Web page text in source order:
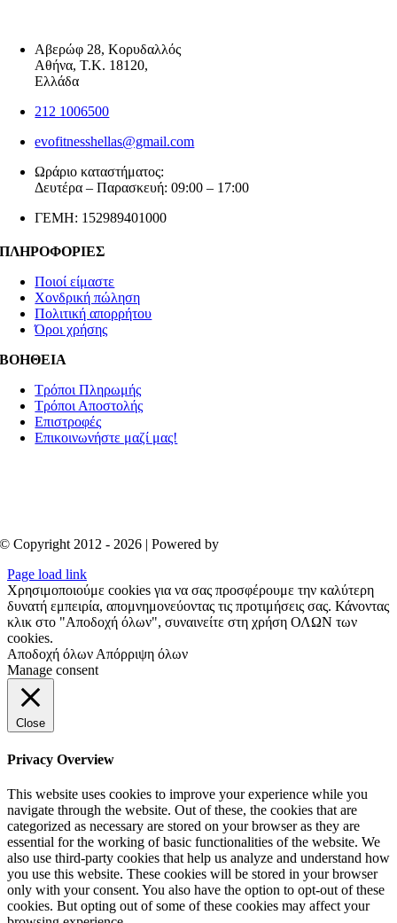
Αβερώφ 28, Κορυδαλλός
Αθήνα, Τ.Κ. 18120,
Ελλάδα
212 1006500
evofitnesshellas@gmail.com
Ωράριο καταστήματος:
Δευτέρα – Παρασκευή: 09:00 – 17:00
ΓΕΜΗ: 152989401000
ΠΛΗΡΟΦΟΡΙΕΣ
Ποιοί είμαστε
Χονδρική πώληση
Πολιτική απορρήτου
Όροι χρήσης
ΒΟΗΘΕΙΑ
Τρόποι Πληρωμής
Τρόποι Αποστολής
Επιστροφές
Επικοινωνήστε μαζί μας!
© Copyright 2012 - 2026 | Powered by
Page load link
Χρησιμοποιούμε cookies για να σας προσφέρουμε την καλύτερη
δυνατή εμπειρία, απομνημονεύοντας τις προτιμήσεις σας. Κάνοντας
κλικ στο "Αποδοχή όλων", συναινείτε στη χρήση ΟΛΩΝ των
cookies.
Αποδοχή όλων Απόρριψη όλων
Manage consent
Close
Privacy Overview
This website uses cookies to improve your experience while you
navigate through the website. Out of these, the cookies that are
categorized as necessary are stored on your browser as they are
essential for the working of basic functionalities of the website. We
also use third-party cookies that help us analyze and understand how
you use this website. These cookies will be stored in your browser
only with your consent. You also have the option to opt-out of these
cookies. But opting out of some of these cookies may affect your